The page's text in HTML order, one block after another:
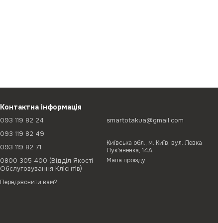
Контактна інформація
093 119 82 24
093 119 82 49
093 119 82 71
0800 305 400 (Відділ Якості
Обслуговування Клієнтів)
Передзвонити вам?
smartotakua@gmail.com
Київська обл., м. Київ, вул. Левка
Лук'яненка, 14А
Мапа проїзду